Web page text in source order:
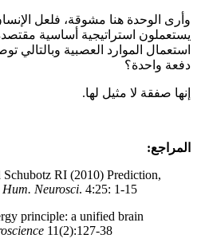
وأرى الوحدة هنا مشوقة، فلعل
يستعملون استراتيجية أساسية
استعمال الموارد العصبية وبالتالي
دفعة واحدة؟
إنها صفقة لا مثيل لها.
المراجع:
RI (2010) Prediction,
Neurosci. 4:25: 1-15
principle: a unified brain
11(2):127-38.